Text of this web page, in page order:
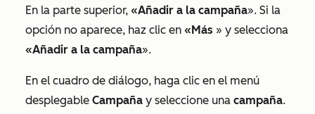
En la parte superior, «Añadir a la campaña». Si la
opción no aparece, haz clic en «Más » y selecciona
«Añadir a la campaña».
En el cuadro de diálogo, haga clic en el menú
desplegable Campaña y seleccione una campaña.